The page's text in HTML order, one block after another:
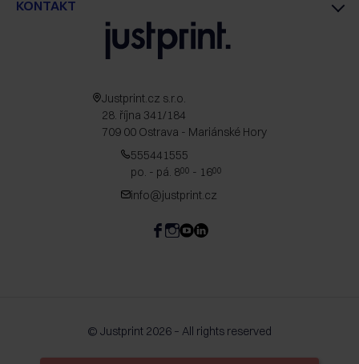
KONTAKT
Justprint.cz s.r.o.
28. října 341/184
709 00 Ostrava - Mariánské Hory
555441555
po. - pá. 800 - 1600
info@justprint.cz
© Justprint 2026 – All rights reserved